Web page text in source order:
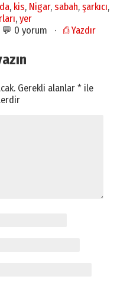
, kis, Nigar,sabah,şarkıcı,
,yer
💬 0 yorum · ⎙ Yazdır
Gerekli alanlar* ile